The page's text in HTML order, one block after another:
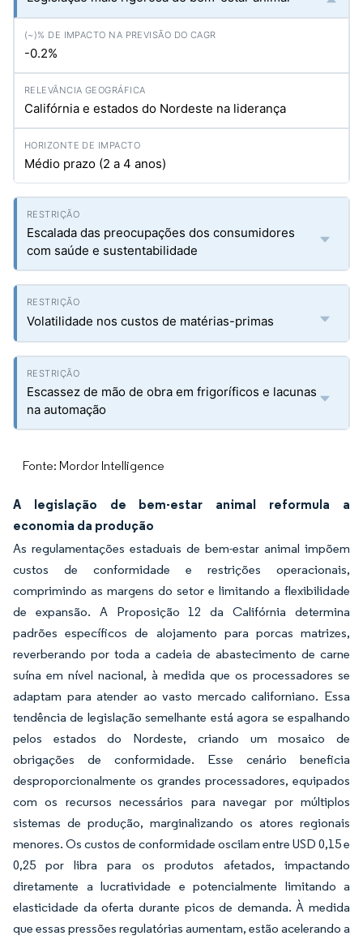
-0.2%
Califórnia e estados do Nordeste na liderança
Médio prazo (2 a 4 anos)
Escalada das preocupações dos consumidores
com saúde e sustentabilidade
Volatilidade nos custos de matérias-primas
Escassez de mão de obra em frigoríficos e lacunas
na automação
Fonte: Mordor Intelligence
A legislação de bem-estar animal reformula a
economia da produção
As regulamentações estaduais de bem-estar animal impõem
custos de conformidade e restrições operacionais,
comprimindo as margens do setor e limitando a flexibilidade
de expansão. A Proposição 12 da Califórnia determina
padrões específicos de alojamento para porcas matrizes,
reverberando por toda a cadeia de abastecimento de carne
suína em nível nacional, à medida que os processadores se
adaptam para atender ao vasto mercado californiano. Essa
tendência de legislação semelhante está agora se espalhando
pelos estados do Nordeste, criando um mosaico de
obrigações de conformidade. Esse cenário beneficia
desproporcionalmente os grandes processadores, equipados
com os recursos necessários para navegar por múltiplos
sistemas de produção, marginalizando os atores regionais
menores. Os custos de conformidade oscilam entre USD 0,15 e
0,25 por libra para os produtos afetados, impactando
diretamente a lucratividade e potencialmente limitando a
elasticidade da oferta durante picos de demanda. À medida
que essas pressões regulatórias aumentam, estão acelerando a